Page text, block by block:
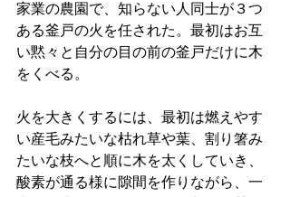
家業の農園で、知らない人同士が３つ
ある釜戸の火を任された。最初はお互
い黙々と自分の目の前の釜戸だけに木
をくべる。
火を大きくするには、最初は燃えやす
い産毛みたいな枯れ草や葉、割り箸み
たいな枝へと順に木を太くしていき、
酸素が通る様に隙間を作りながら、一